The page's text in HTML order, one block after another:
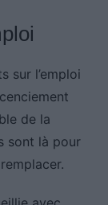
sur l’emploi
de la
sont là pour